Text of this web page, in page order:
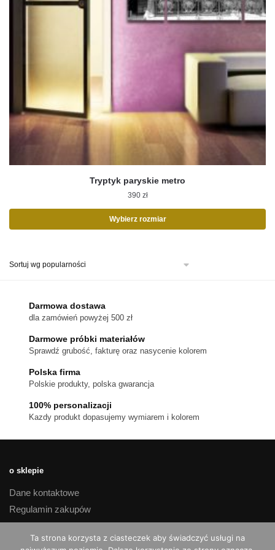
Tryptyk paryskie metro
390 zł
Wybierz rozmiar
wybrać
na
produktu
Darmowa dostawa
dla zamówień powyżej 500 zł
Darmowe próbki materiałów
Sprawdź grubość, fakturę oraz nasycenie kolorem
Polska firma
Polskie produkty, polska gwarancja
100% personalizacji
Kazdy produkt dopasujemy wymiarem i kolorem
o sklepie
Dane kontaktowe
Regulamin zakupów
Polityka prywatności
Czas realizacji i koszty dostawy
Ta strona korzysta z ciasteczek aby świadczyć usługi na